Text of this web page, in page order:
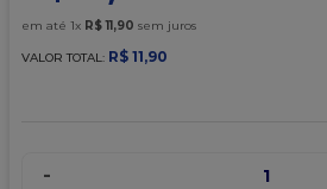
em até 1x R$ 11 ,90 sem juros
VALOR TOTAL: R$ 11,90
- 1
chocolate